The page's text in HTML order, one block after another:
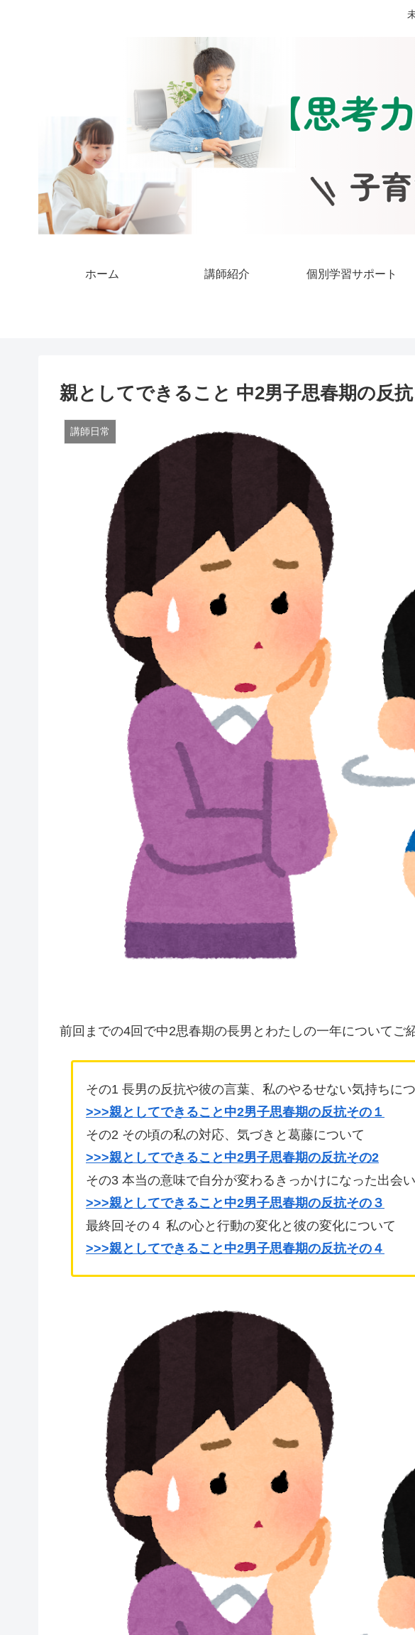
ホーム 講師紹介 個別学習サポート
親としてできること 中2男子思春期の反
講師日常
前回までの4回で中2思春期の長男とわたしの一年についてご
その1 長男の反抗や彼の言葉、私のやるせない気持ちに
>>>親としてできること中2男子思春期の反抗その１
その2 その頃の私の対応、気づきと葛藤について
>>>親としてできること中2男子思春期の反抗その2
その3 本当の意味で自分が変わるきっかけになった出会
>>>親としてできること中2男子思春期の反抗その３
最終回その４ 私の心と行動の変化と彼の変化について
>>>親としてできること中2男子思春期の反抗その４